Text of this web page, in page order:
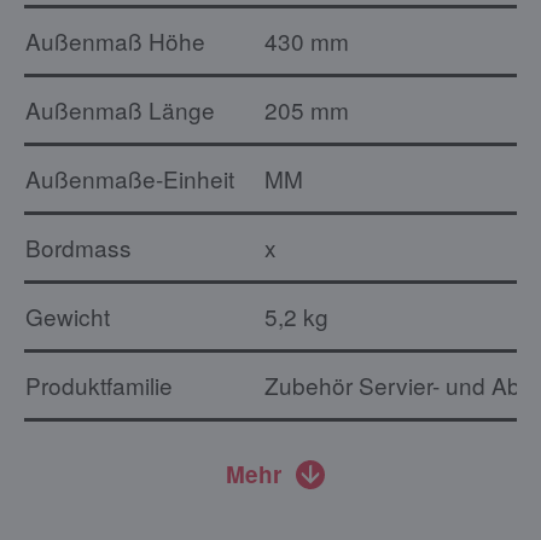
Außenmaß Höhe 430 mm
Außenmaß Länge 205 mm
Außenmaße-Einheit MM
Bordmass x
Gewicht 5,2 kg
Produktfamilie Zubehör Servier- und
Mehr